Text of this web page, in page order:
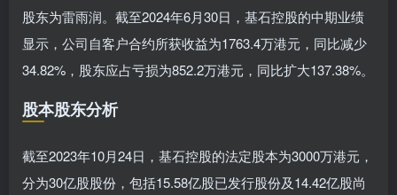
股东为雷雨润。截至2024年6月30日，基石控股的中期业绩
显示，公司自客户合约所获收益为1763.4万港元，同比减少
34.82%，股东应占亏损为852.2万港元，同比扩大137.38%。
股本股东分析
截至2023年10月24日，基石控股的法定股本为3000万港元，
分为30亿股股份，包括15.58亿股已发行股份及14.42亿股尚